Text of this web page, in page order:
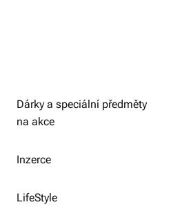
Dárky a speciální předměty
na akce
Inzerce
LifeStyle